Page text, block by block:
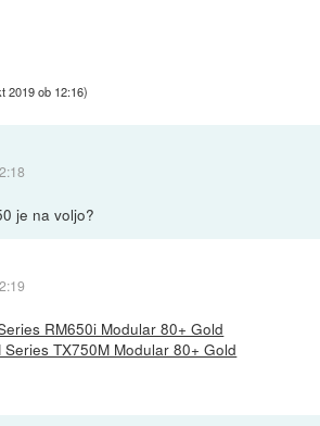
2019 ob 12:16)
je na voljo?
RM650i Modular 80+ Gold
TX750M Modular 80+ Gold